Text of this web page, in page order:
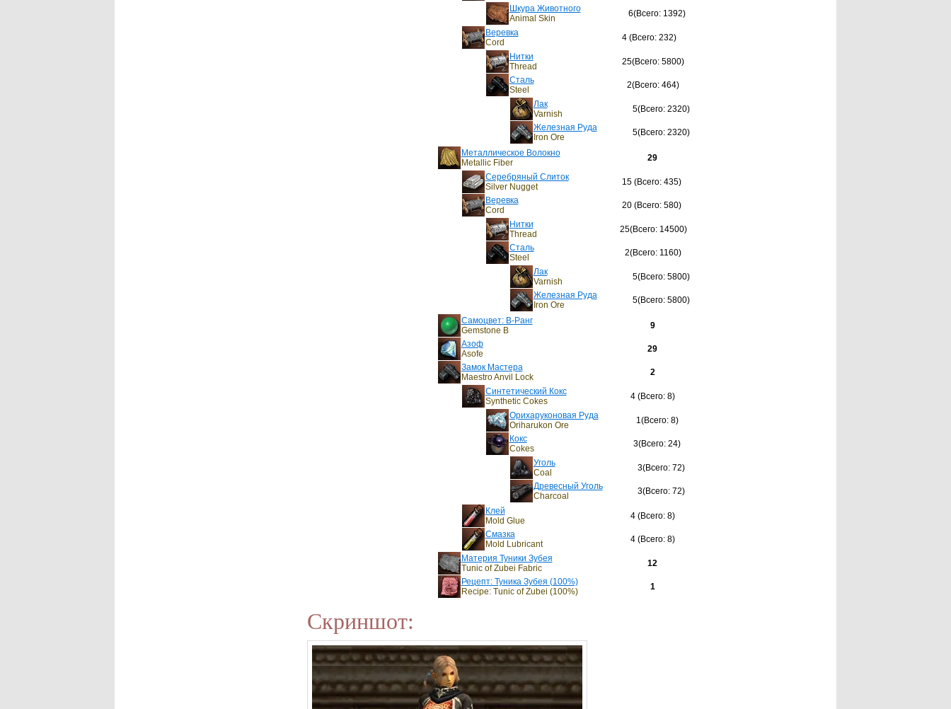
Шкура Животного
Animal Skin
6(Всего: 1392)
Веревка
Cord
4 (Всего: 232)
Нитки
Thread
25(Всего: 5800)
Сталь
Steel
2(Всего: 464)
Лак
Varnish
5(Всего: 2320)
Железная Руда
Iron Ore
5(Всего: 2320)
Металлическое Волокно
Metallic Fiber
29
Серебряный Слиток
Silver Nugget
15 (Всего: 435)
Веревка
Cord
20 (Всего: 580)
Нитки
Thread
25(Всего: 14500)
Сталь
Steel
2(Всего: 1160)
Лак
Varnish
5(Всего: 5800)
Железная Руда
Iron Ore
5(Всего: 5800)
Самоцвет: B-Ранг
Gemstone B
9
Азоф
Asofe
29
Замок Мастера
Maestro Anvil Lock
2
Синтетический Кокс
Synthetic Cokes
4 (Всего: 8)
Орихаруконовая Руда
Oriharukon Ore
1(Всего: 8)
Кокс
Cokes
3(Всего: 24)
Уголь
Coal
3(Всего: 72)
Древесный Уголь
Charcoal
3(Всего: 72)
Клей
Mold Glue
4 (Всего: 8)
Смазка
Mold Lubricant
4 (Всего: 8)
Материя Туники Зубея
Tunic of Zubei Fabric
12
Рецепт: Туника Зубея (100%)
Recipe: Tunic of Zubei (100%)
1
Скриншот: